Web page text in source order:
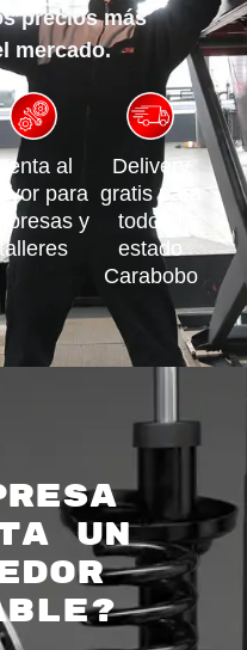
precios más
mercado.
al
para
y
talleres
Delivery
gratis para
todo el
estado
Carabobo
un